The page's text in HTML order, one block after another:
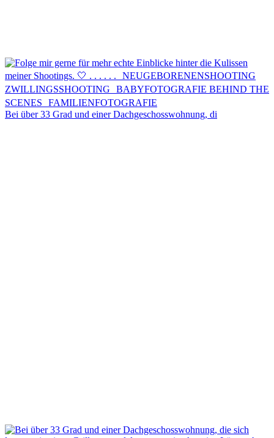
Bei über 33 Grad und einer Dachgeschosswohnung, di